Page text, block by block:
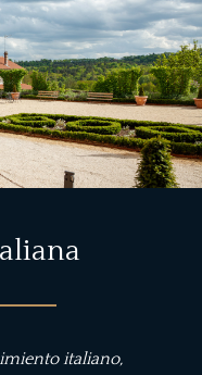
italiano,